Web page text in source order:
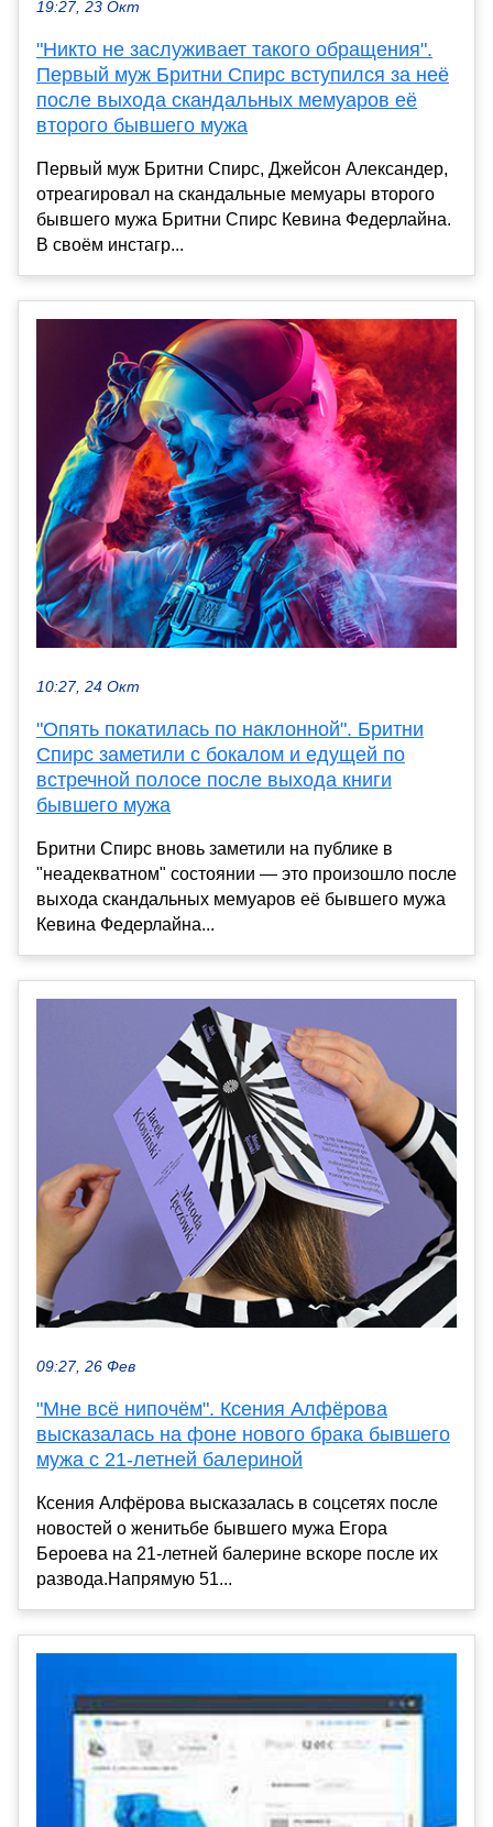
19:27, 23 Окт
"Никто не заслуживает такого обращения".
Первый муж Бритни Спирс вступился за неё
после выхода скандальных мемуаров её
второго бывшего мужа
Первый муж Бритни Спирс, Джейсон Александер,
отреагировал на скандальные мемуары второго
бывшего мужа Бритни Спирс Кевина Федерлайна.
В своём инстагр...
10:27, 24 Окт
"Опять покатилась по наклонной". Бритни
Спирс заметили с бокалом и едущей по
встречной полосе после выхода книги
бывшего мужа
Бритни Спирс вновь заметили на публике в
"неадекватном" состоянии — это произошло после
выхода скандальных мемуаров её бывшего мужа
Кевина Федерлайна...
09:27, 26 Фев
"Мне всё нипочём". Ксения Алфёрова
высказалась на фоне нового брака бывшего
мужа с 21-летней балериной
Ксения Алфёрова высказалась в соцсетях после
новостей о женитьбе бывшего мужа Егора
Бероева на 21-летней балерине вскоре после их
развода.Напрямую 51...